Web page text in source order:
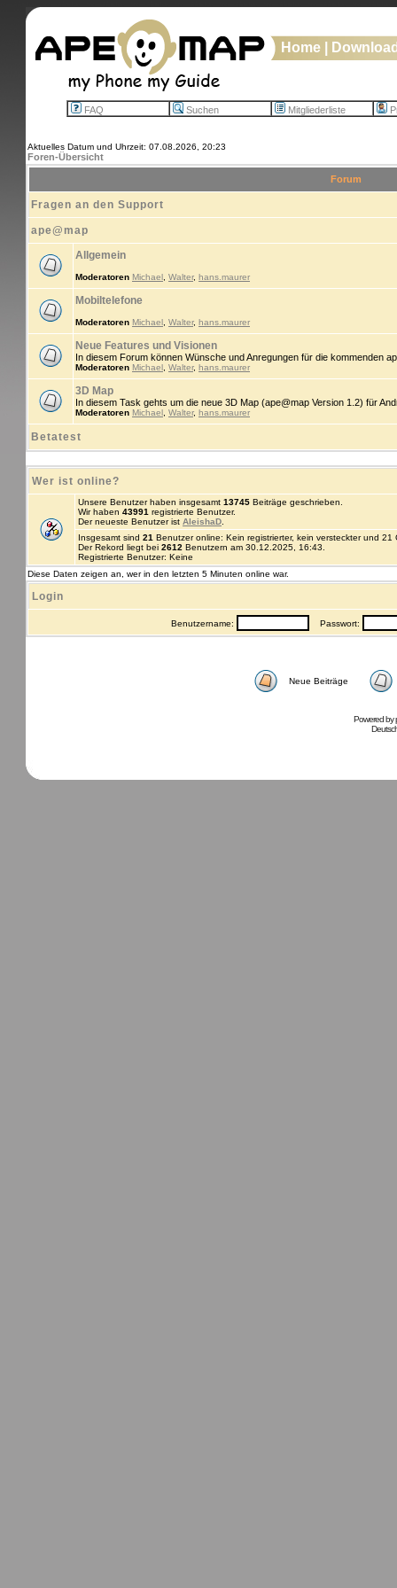
Home
FAQ Suchen Mitgliederliste
Aktuelles Datum und Uhrzeit: 07.08.2026, 20:23
Foren-Übersicht
Forum
Fragen an den Support
ape@map
Allgemein
Moderatoren Michael Walter, hans.maurer
Mobiltelefone
Moderatoren Michael Walter, hans.maurer
Neue Features und Visionen
In diesem Forum können Wünsche und Anregungen für die kommenden
Moderatoren Michael Walter, hans.maurer
3D Map
In diesem Task gehts um die neue 3D Map (ape@map Version 1.2) für
Moderatoren Michael Walter, hans.maurer
Betatest
Wer ist online?
Unsere Benutzer haben insgesamt 13745 Beiträge geschrieben.
Wir haben 43991 registrierte Benutzer.
Der neueste Benutzer ist AleishaD
Insgesamt sind 21 Benutzer online: Kein registrierter, kein versteckter und
Der Rekord liegt bei 2612 Benutzern am 30.12.2025, 16:43.
Registrierte Benutzer: Keine
Diese Daten zeigen an, wer in den letzten 5 Minuten online war.
Login
Benutzername: Passwort:
Neue Beiträge
Powered by